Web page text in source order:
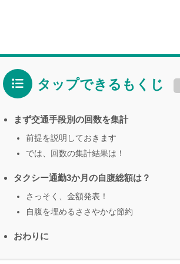
タップできるもくじ
まず交通手段別の回数を集計
前提を説明しておきます
では、回数の集計結果は！
タクシー通勤3か月の自腹総額は？
さっそく、金額発表！
自腹を埋めるささやかな節約
おわりに